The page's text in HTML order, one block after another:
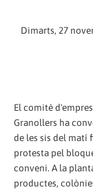
Dimarts, 27
El comitè
Granollers ha
de les sis del matí
protesta pel
conveni. A la
productes,